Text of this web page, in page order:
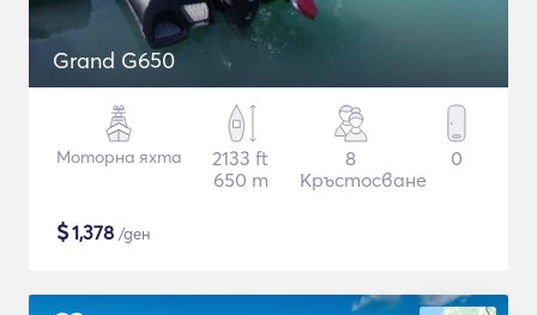
Grand G650
Моторна яхта
2133 ft
650 m
8
Кръстосване
0
$1,378 /ден